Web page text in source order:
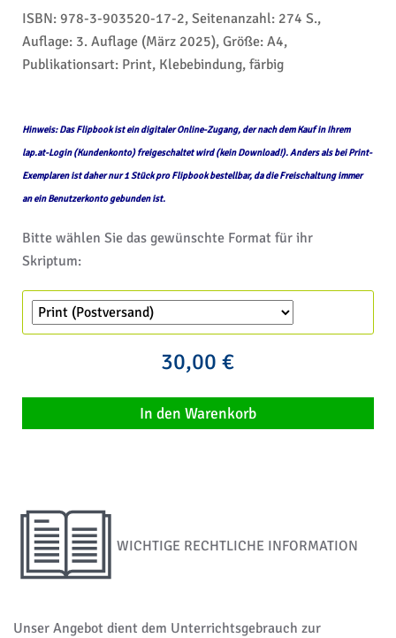
ISBN: 978-3-903520-17-2, Seitenanzahl: 274 S.,
Auflage: 3. Auflage (März 2025), Größe: A4,
Publikationsart: Print, Klebebindung, färbig
Hinweis: Das Flipbook ist ein digitaler Online-Zugang, der nach dem Kauf in Ihrem
lap.at-Login (Kundenkonto) freigeschaltet wird (kein Download!). Anders als bei Print-
Exemplaren ist daher nur 1 Stück pro Flipbook bestellbar, da die Freischaltung immer
an ein Benutzerkonto gebunden ist.
Bitte wählen Sie das gewünschte Format für ihr
Skriptum:
30,00 €
In den Warenkorb
WICHTIGE RECHTLICHE INFORMATION
Unser Angebot dient dem Unterrichtsgebrauch zur